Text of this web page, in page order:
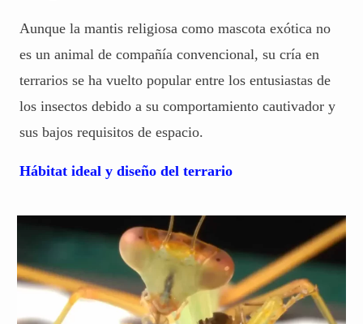
Aunque la mantis religiosa como mascota exótica no
es un animal de compañía convencional, su cría en
terrarios se ha vuelto popular entre los entusiastas de
los insectos debido a su comportamiento cautivador y
sus bajos requisitos de espacio.
Hábitat ideal y diseño del terrario